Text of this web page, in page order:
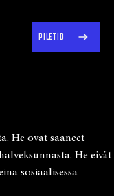
PILETID
He ovat saaneet
He eivät
sosiaalisessa